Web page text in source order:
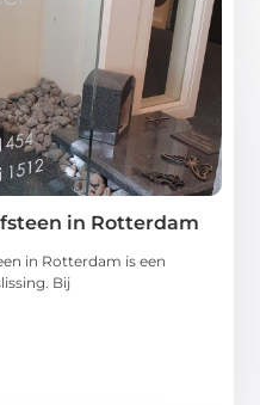
in Rotterdam
in Rotterdam is een
Bij